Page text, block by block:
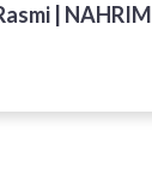
| NAHRIM